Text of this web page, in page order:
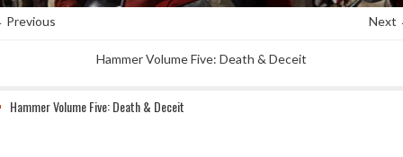
Next
Hammer Volume Five: Death & Deceit
Hammer Volume Five: Death & Deceit